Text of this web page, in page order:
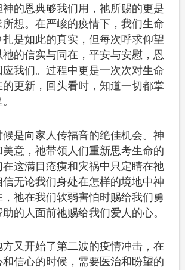
的恩典够我们用，祂所赐的更是
想。 在严峻的疫情下，我们生命
是如此的真实，但每次呼求仰望
的信实与同在，平安与安慰，恩
我们。过程中更是一次次对生命
更新，回头看时，知道一切都掌
是向家人传福音的绝佳机会。神
意，祂带领人们重新思考生命的
这满目疮痍和灾祸中只定睛在祂
无论我们身处在怎样的境地中神
祂在我们软弱害怕时赐给我们勇
的人面前祂赐给我们爱人的心。
又开始了第二波的疫情冲击，在
信心的时候，需要医治和盼望的